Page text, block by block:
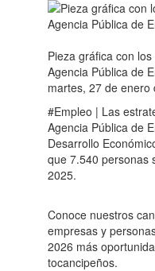
Pieza gráfica con
Agencia Pública de
martes, 27 de enero
#Empleo | Las
Agencia Pública de
Desarrollo
que 7.540 personas
2025.
Conoce nuestros
empresas y
2026 más
tocancipeños.